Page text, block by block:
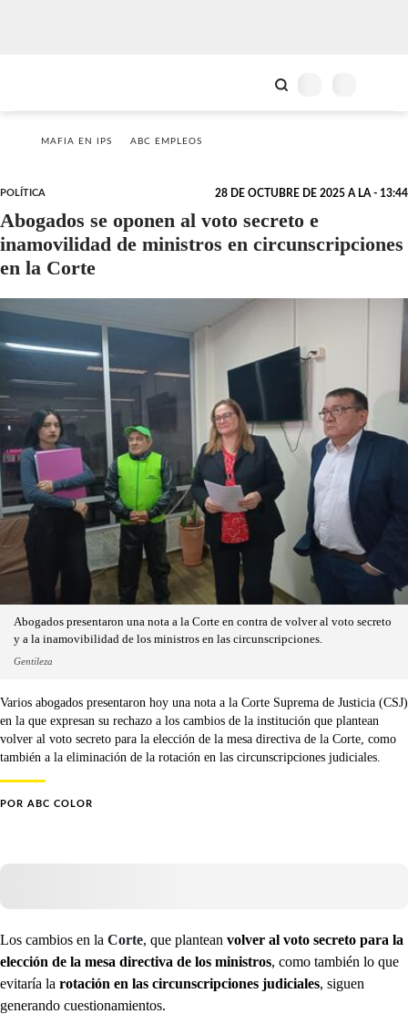
MAFIA EN IPS ABC EMPLEOS
POLÍTICA 28 DE OCTUBRE DE 2025 A LA - 13:44
Abogados se oponen al voto secreto e
inamovilidad de ministros en circunscripciones
en la Corte
Abogados presentaron una nota a la Corte en contra de volver al voto secreto
y a la inamovibilidad de los ministros en las circunscripciones.
Gentileza
Varios abogados presentaron hoy una nota a la Corte Suprema de Justicia (CSJ)
en la que expresan su rechazo a los cambios de la institución que plantean
volver al voto secreto para la elección de la mesa directiva de la Corte, como
también a la eliminación de la rotación en las circunscripciones judiciales.
POR ABC COLOR
Los cambios en la Corte, que plantean volver al voto secreto para la
elección de la mesa directiva de los ministros, como también lo que
evitaría la rotación en las circunscripciones judiciales, siguen
generando cuestionamientos.